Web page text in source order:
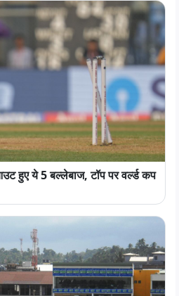
हुए ये 5 बल्लेबाज, टॉप पर वर्ल्ड कप